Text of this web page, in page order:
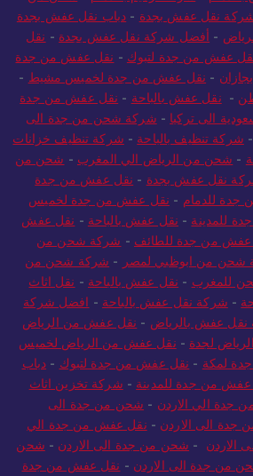
بالدمام- شركة ترميم بالدمام-
شحن من
نقل عفش بجدة-دباب نقل عفش بجدة
- أفضل شركة نقل عفش بجدة
نقل عفش من جدة لتبوك
نقل عفش من جدة
- نقل عفش من جدة لخميس مشيط
-
- نقل عفش بالباحة- نقل عفش من جدة
الى تركيا - شركة شحن من جدة الى
- شركة تنظيف بالباحة-
شركة تنظيف خزانات
-شحن من الرياض الي المغرب
شحن من
نقل عفش بجدة - نقل عفش من جدة
للدمام - نقل عفش من جدة لخميس
للمدينة -نقل عفش بالباحة -
عفش من جدة للطائف
شركة شحن من
شحن من ابوظبي لمصر - شركة شحن من
للمغرب- نقل عفش بالباحة -
نقل اثاث
- شركة نقل عفش بالباحة-
افضل شركة
نقل عفش بالرياض- نقل عفش من الرياض
لجدة -نقل عفش من الرياض لخميس
لمكة نقل عفش من جدة لتبوك -دباب
عفش من جدة للمدينة
شركة تخزين اثاث
جدة الي الاردن - شحن من جدة الى
الى الاردن
نقل عفش من جدة الي
- شحن من جدة الى الاردن
شحن